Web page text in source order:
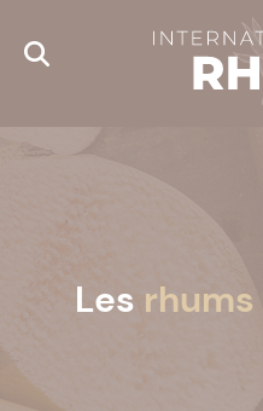
Les rhums
Cookies management panel